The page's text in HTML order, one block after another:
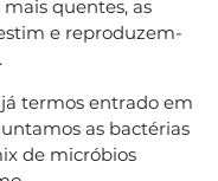
quentes, as
e reproduzem-
termos entrado em
as bactérias
de micróbios